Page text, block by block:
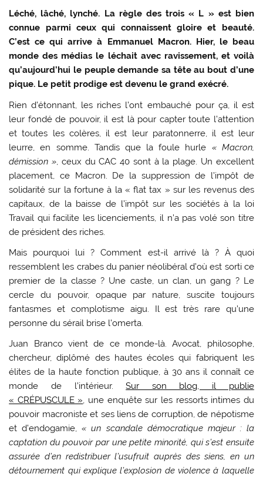
Léché, lâché, lynché. La règle des trois « L » est bien
connue parmi ceux qui connaissent gloire et beauté.
C’est ce qui arrive à Emmanuel Macron. Hier, le beau
monde des médias le léchait avec ravissement, et voilà
qu’aujourd’hui le peuple demande sa tête au bout d’une
pique. Le petit prodige est devenu le grand exécré.
Rien d’étonnant, les riches l’ont embauché pour ça, il est
leur fondé de pouvoir, il est là pour capter toute l’attention
et toutes les colères, il est leur paratonnerre, il est leur
leurre, en somme. Tandis que la foule hurle « Macron,
démission », ceux du CAC 40 sont à la plage. Un excellent
placement, ce Macron. De la suppression de l’impôt de
solidarité sur la fortune à la « flat tax » sur les revenus des
capitaux, de la baisse de l’impôt sur les sociétés à la loi
Travail qui facilite les licenciements, il n’a pas volé son titre
de président des riches.
Mais pourquoi lui ? Comment est-il arrivé là ? À quoi
ressemblent les crabes du panier néolibéral d’où est sorti ce
premier de la classe ? Une caste, un clan, un gang ? Le
cercle du pouvoir, opaque par nature, suscite toujours
fantasmes et complotisme aigu. Il est très rare qu’une
personne du sérail brise l’omerta.
Juan Branco vient de ce monde-là. Avocat, philosophe,
chercheur, diplômé des hautes écoles qui fabriquent les
élites de la haute fonction publique, à 30 ans il connaît ce
monde de l’intérieur.Sur son blog, il publie
« CRÉPUSCULE », une enquête sur les ressorts intimes du
pouvoir macroniste et ses liens de corruption, de népotisme
et d’endogamie,« un scandale démocratique majeur : la
captation du pouvoir par une petite minorité, qui s’est ensuite
assurée d’en redistribuer l’usufruit auprès des siens, en un
détournement qui explique l’explosion de violence à laquelle